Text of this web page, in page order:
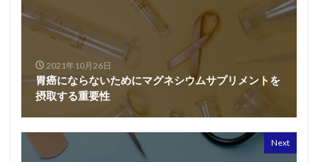
2021年10月26日
胃癌にならないためにマグネシウムサプリメントを
摂取する重要性
Next